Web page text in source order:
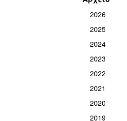
2026
2025
2024
2023
2022
2021
2020
2019